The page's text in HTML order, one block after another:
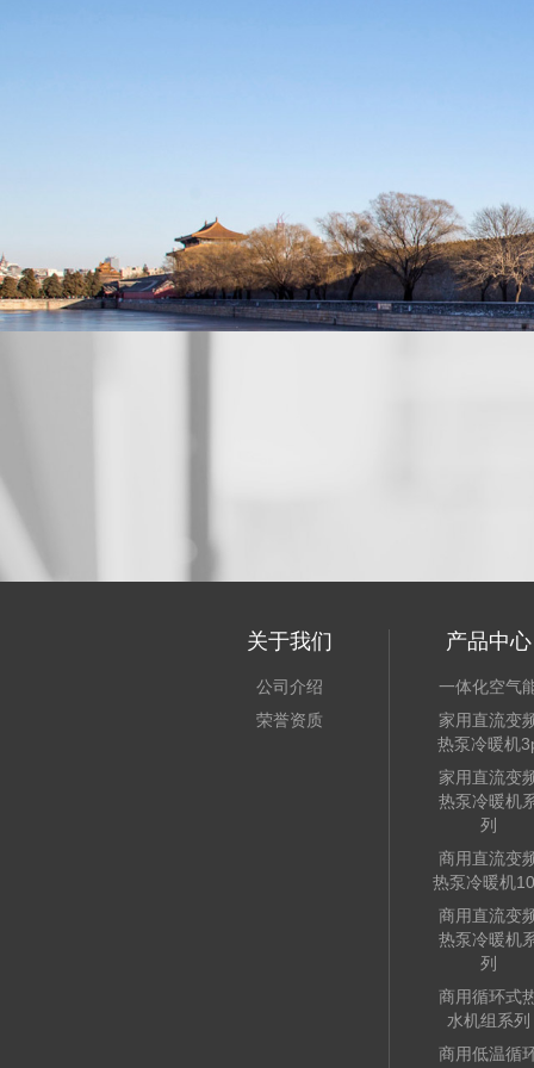
关于我们
公司介绍
荣誉资质
产品中心
一体化空气
家用直流变
热泵冷暖机
家用直流变
热泵冷暖机
列
商用直流变
热泵冷暖机
商用直流变
热泵冷暖机
列
商用循环式
水机组系列
商用低温循